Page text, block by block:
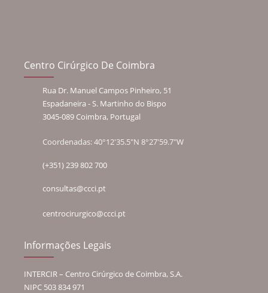
Centro Cirúrgico De Coimbra
Rua Dr. Manuel Campos Pinheiro, 51
Espadaneira - S. Martinho do Bispo
3045-089 Coimbra, Portugal
Coordenadas: 40°12'35.5"N 8°27'59.7"W
(+351) 239 802 700
consultas@ccci.pt
centrocirurgico@ccci.pt
Informações Legais
INTERCIR – Centro Cirúrgico de Coimbra, S.A.
NIPC 503 834 971